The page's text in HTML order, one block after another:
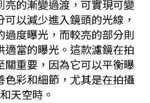
亮的漸變過渡，可實現可變
以減少進入鏡頭的光線，
過度曝光，而較亮的部分則
當的曝光。這款濾鏡在拍
重要，因為它可以平衡曝
色彩和細節，尤其是在拍攝
天空時。